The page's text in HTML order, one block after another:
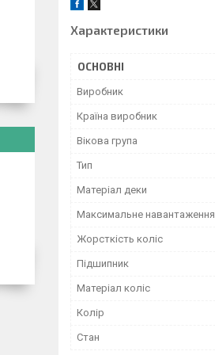
Характеристики
ОСНОВНІ
Виробник
Країна виробник
Вікова група
Тип
Матеріал деки
Максимальне навантаження
Жорсткість коліс
Підшипник
Матеріал коліс
Колір
Стан